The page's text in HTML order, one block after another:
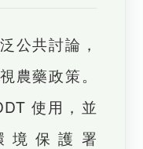
公共討論，
農藥政策。
使用，並
境保護署